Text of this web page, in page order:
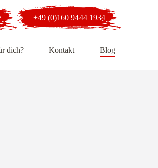
+49 (0)160 9444 1934
dich? Kontakt Blog